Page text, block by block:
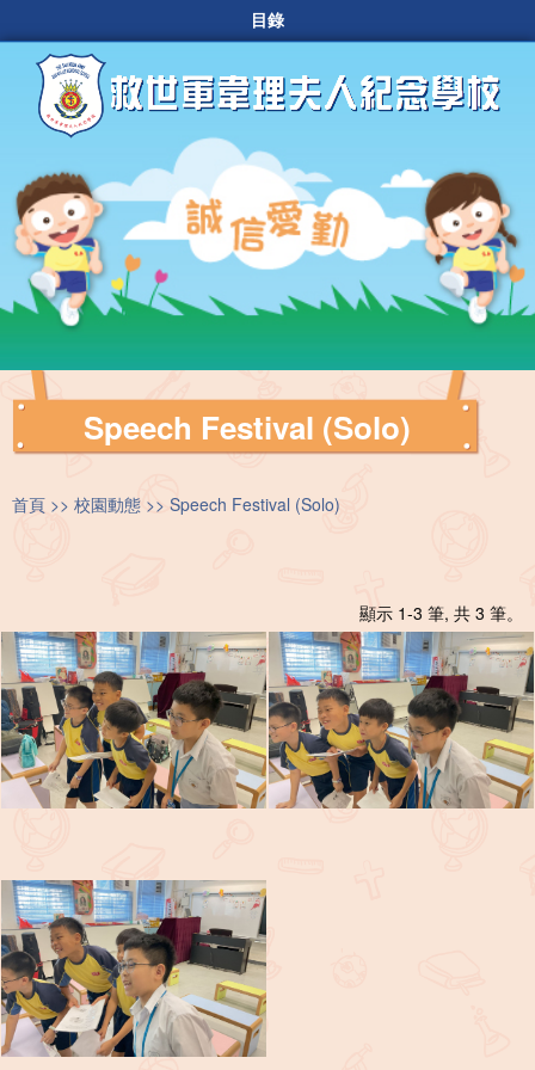
目錄
Speech Festival (Solo)
首頁 校園動態 Speech Festival (Solo)
顯示 1-3 筆, 共 3 筆。